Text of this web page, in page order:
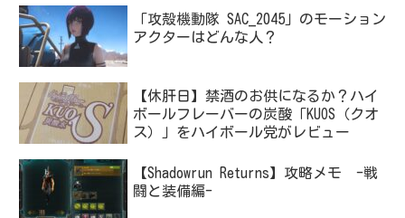
「攻殻機動隊 SAC_2045」のモーション
アクターはどんな人？
【休肝日】禁酒のお供になるか？ハイ
ボールフレーバーの炭酸「KUOS（クオ
ス）」をハイボール党がレビュー
【Shadowrun Returns】攻略メモ -戦
闘と装備編-